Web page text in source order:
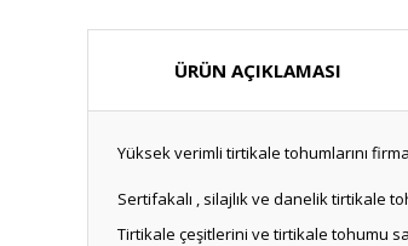
ÜRÜN AÇIKLAMASI
Yüksek verimli tirtikale tohumlarını
Sertifakalı , silajlık ve danelik tirtikale
Tirtikale çeşitlerini ve tirtikale tohumu